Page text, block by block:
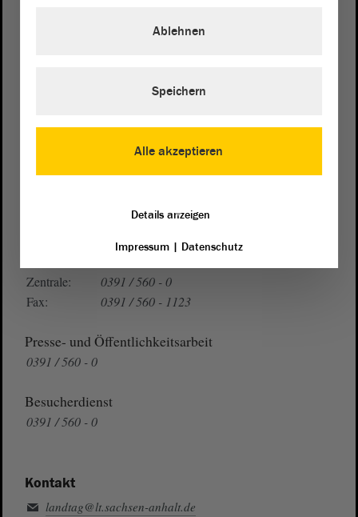
Domplatz 6–9
Auf Google Maps
Zentrale:
0391 / 560 - 0
Fax:
0391 / 560 - 1123
Presse- und Öffentlichkeitsarbeit
0391 / 560 - 0
Besucherdienst
0391 / 560 - 0
Kontakt
landtag@lt.sachsen-anhalt.de
Alle akzeptieren
Ablehnen
Speichern
Details anzeigen
Impressum| Datenschutz